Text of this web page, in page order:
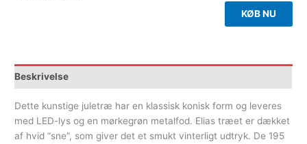
KØB NU
Beskrivelse
Dette kunstige juletræ har en klassisk konisk form og leveres
med LED-lys og en mørkegrøn metalfod. Elias træet er dækket
af hvid “sne”, som giver det et smukt vinterligt udtryk. De 195